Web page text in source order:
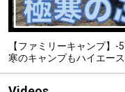
【ファミリーキャンプ
寒のキャンプもハイエー